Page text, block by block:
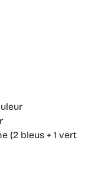
(2 bleus + 1 vert